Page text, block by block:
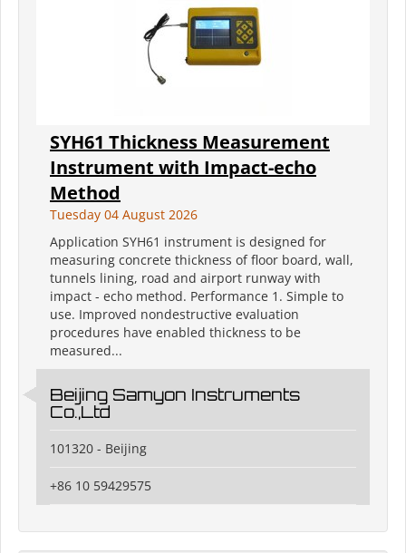
SYH61 Thickness Measurement
Instrument with Impact-echo
Method
Tuesday 04 August 2026
Application SYH61 instrument is designed for
measuring concrete thickness of floor board, wall,
tunnels lining, road and airport runway with
impact - echo method. Performance 1. Simple to
use. Improved nondestructive evaluation
procedures have enabled thickness to be
measured...
Beijing Samyon Instruments
Co.,Ltd
101320 - Beijing
+86 10 59429575